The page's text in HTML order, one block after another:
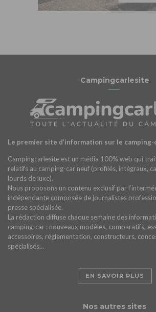
Campingcarlesite
Le premier site d’information sur le
Campingcarlesite est un média 100% web qui
relatifs au camping-car neuf (profilés, intégraux,
lourds de luxe).
Nous proposons un contenu exclusif par
indépendante composée de journalistes
presse spécialisée.
La rédaction diffuse chaque semaine des
camping-car : nouveaux modèles, comparatifs,
accessoires, réglementation, constructeurs,
spécialisés…
EN SAVOIR PLUS
Nos autres sites